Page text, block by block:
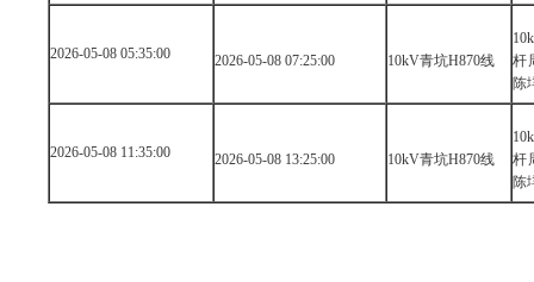
2026-05-08 05:35:00 2026-05-08 07:25:00 10kV青坑H870线
杆
陈
2026-05-08 11:35:00 2026-05-08 13:25:00 10kV青坑H870线
杆
陈